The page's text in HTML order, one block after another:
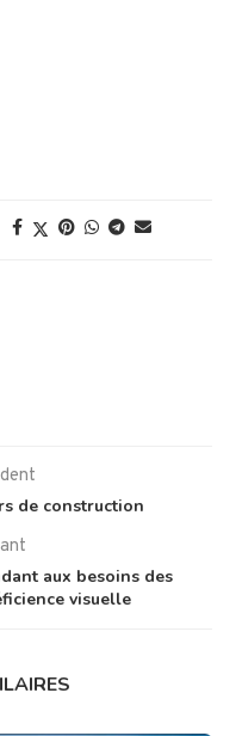
de construction
aux besoins des
visuelle